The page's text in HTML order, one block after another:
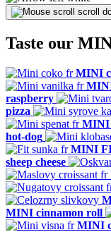
scroll
Taste our
MINI
raspberry
pizza
MINI
hot-dog
MINI
sheep cheese
MINI cinnamon roll
MINI